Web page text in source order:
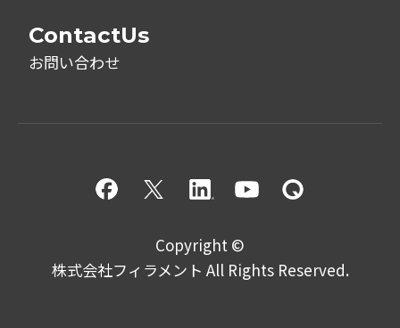
ContactUs
お問い合わせ
Copyright ©
株式会社フィラメント All Rights Reserved.